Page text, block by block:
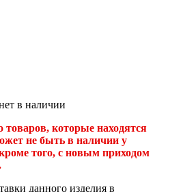
в наличии
которые находятся
не быть в наличии у
того, с новым приходом
данного изделия в